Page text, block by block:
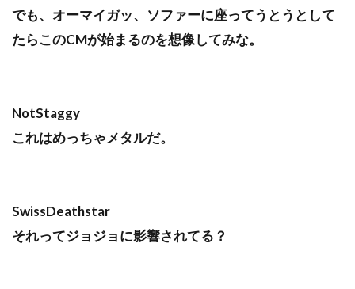
でも、オーマイガッ、ソファーに座ってうとうとして
たらこのCMが始まるのを想像してみな。
NotStaggy
これはめっちゃメタルだ。
SwissDeathstar
それってジョジョに影響されてる？